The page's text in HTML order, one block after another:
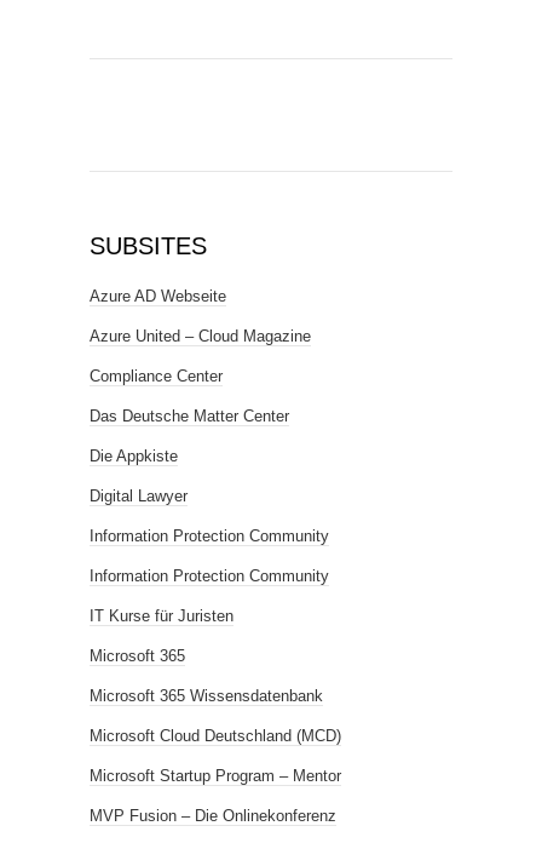
SUBSITES
Azure AD Webseite
Azure United – Cloud Magazine
Compliance Center
Das Deutsche Matter Center
Die Appkiste
Digital Lawyer
Information Protection Community
Information Protection Community
IT Kurse für Juristen
Microsoft 365
Microsoft 365 Wissensdatenbank
Microsoft Cloud Deutschland (MCD)
Microsoft Startup Program – Mentor
MVP Fusion – Die Onlinekonferenz